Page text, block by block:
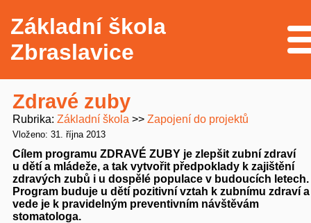
Základní škola
Zbraslavice
Zdravé zuby
Rubrika Základní škola Zapojení do projektů
Vloženo: 31. října 2013
Cílem programu ZDRAVÉ ZUBY je zlepšit zubní zdraví
u dětí a mládeže, a tak vytvořit předpoklady k zajištění
zdravých zubů i u dospělé populace v budoucích letech.
Program buduje u dětí pozitivní vztah k zubnímu zdraví a
vede je k pravidelným preventivním návštěvám
stomatologa.